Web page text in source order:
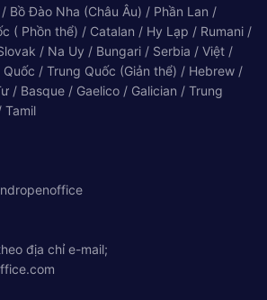
Bồ Đào Nha (Châu Âu) / Phần Lan /
( Phồn thể) / Catalan / Hy Lạp / Rumani /
/ Na Uy / Bungari / Serbia / Việt /
/ Trung Quốc (Giản thể) / Hebrew /
/ Basque / Gaelico / Galician / Trung
Tamil
địa chỉ e-mail;